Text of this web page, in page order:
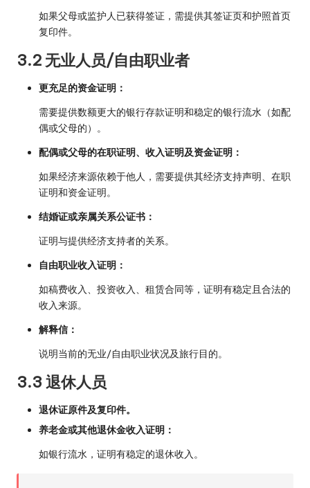
如果父母或监护人已获得签证，需提供其签证页和护照首页
复印件。
3.2 无业人员/自由职业者
更充足的资金证明：
需要提供数额更大的银行存款证明和稳定的银行流水（如配
偶或父母的）。
配偶或父母的在职证明、收入证明及资金证明：
如果经济来源依赖于他人，需要提供其经济支持声明、在职
证明和资金证明。
结婚证或亲属关系公证书：
证明与提供经济支持者的关系。
自由职业收入证明：
如稿费收入、投资收入、租赁合同等，证明有稳定且合法的
收入来源。
解释信：
说明当前的无业/自由职业状况及旅行目的。
3.3 退休人员
退休证原件及复印件。
养老金或其他退休金收入证明：
如银行流水，证明有稳定的退休收入。